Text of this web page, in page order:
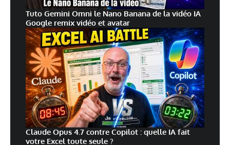
Tuto Gemini Omni le Nano Banana de la vidéo IA
Google remix vidéo et avatar
Claude Opus 4.7 contre Copilot : quelle IA fait
votre Excel toute seule ?